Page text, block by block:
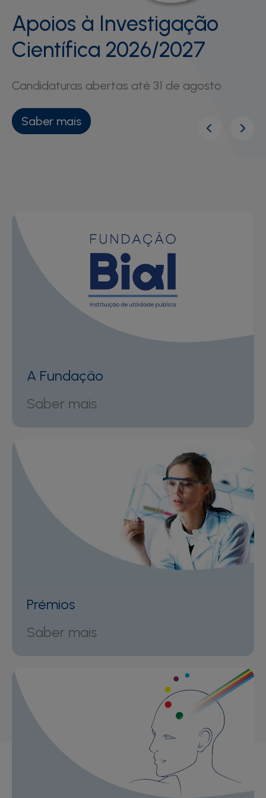
Apoios à Investigação
Científica 2026/2027
Candidaturas abertas até 31 de agosto
Saber mais
A Fundação
Saber mais
Prémios
Saber mais